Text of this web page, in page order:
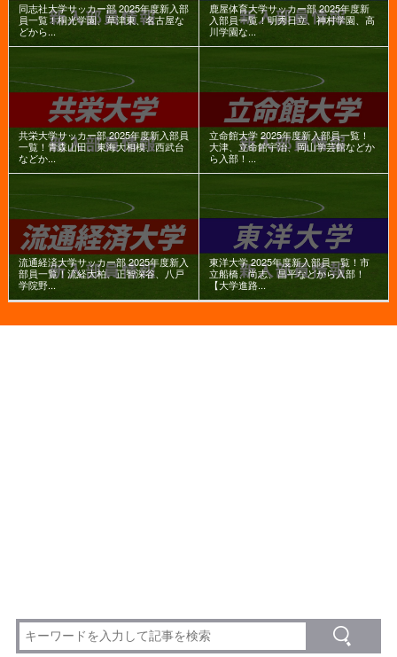
同志社大学サッカー部 2025年度新入部
員一覧！桐光学園、草津東、名古屋な
どから...
鹿屋体育大学サッカー部 2025年度新
入部員一覧！明秀日立、神村学園、高
川学園な...
共栄大学サッカー部 2025年度新入部員
一覧！青森山田、東海大相模、西武台
などか...
立命館大学 2025年度新入部員一覧！
大津、立命館宇治、岡山学芸館などか
ら入部！...
流通経済大学サッカー部 2025年度新入
部員一覧！流経大柏、正智深谷、八戸
学院野...
東洋大学 2025年度新入部員一覧！市
立船橋、尚志、昌平などから入部！
【大学進路...